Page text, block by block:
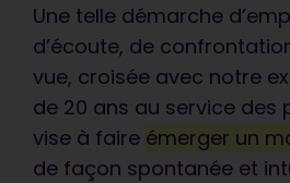
Une telle démarche
d’écoute, de
vue, croisée avec notre
de 20 ans au service des
vise à faire émerger un
de façon spontanée et